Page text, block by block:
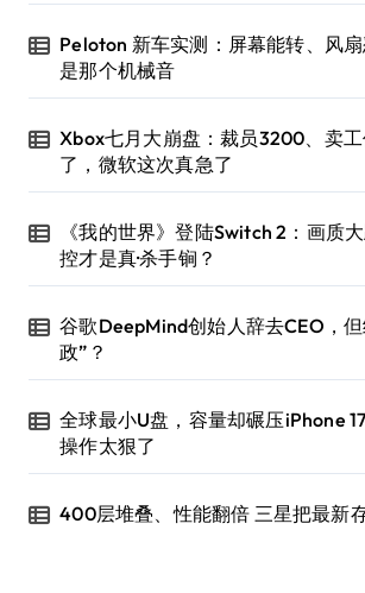
Peloton 新车实测：屏幕能转、风
是那个机械音
Xbox七月大崩盘：裁员3200、卖
了，微软这次真急了
《我的世界》登陆Switch 2：画质
控才是真·杀手锏？
谷歌DeepMind创始人辞去CEO，
政”？
全球最小U盘，容量却碾压iPhone
操作太狠了
400层堆叠、性能翻倍 三星把最新